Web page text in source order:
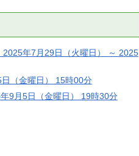
年7月29日（火曜日） ～ 2025
（金曜日） 15時00分
9月5日（金曜日） 19時30分